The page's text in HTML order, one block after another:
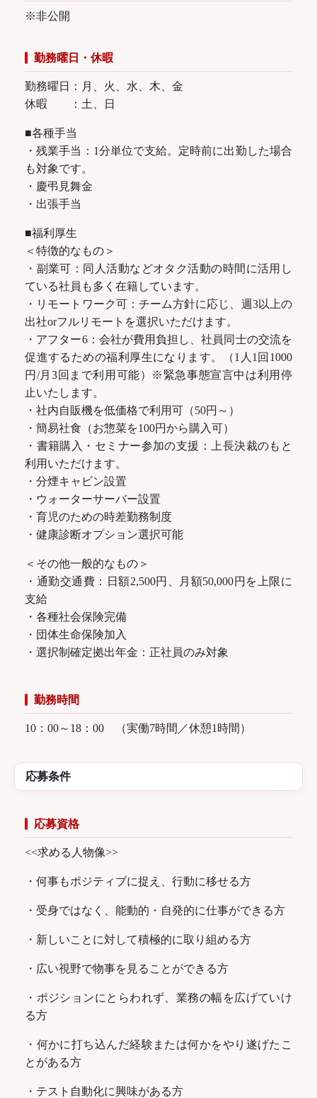
※非公開
勤務曜日・休暇
勤務曜日：月、火、水、木、金
休暇 ：土、日
■各種手当
・残業手当：1分単位で支給。定時前に出勤した場合
も対象です。
・慶弔見舞金
・出張手当
■福利厚生
＜特徴的なもの＞
・副業可：同人活動などオタク活動の時間に活用し
ている社員も多く在籍しています。
・リモートワーク可：チーム方針に応じ、週3以上の
出社orフルリモートを選択いただけます。
・アフター6：会社が費用負担し、社員同士の交流を
促進するための福利厚生になります。（1人1回1000
円/月3回まで利用可能）※緊急事態宣言中は利用停
止いたします。
・社内自販機を低価格で利用可（50円～）
・簡易社食（お惣菜を100円から購入可）
・書籍購入・セミナー参加の支援：上長決裁のもと
利用いただけます。
・分煙キャビン設置
・ウォーターサーバー設置
・育児のための時差勤務制度
・健康診断オプション選択可能
＜その他一般的なもの＞
・通勤交通費：日額2,500円、月額50,000円を上限に
支給
・各種社会保険完備
・団体生命保険加入
・選択制確定拠出年金：正社員のみ対象
勤務時間
10：00～18：00 （実働7時間／休憩1時間）
応募条件
応募資格
<<求める人物像>>
・何事もポジティブに捉え、行動に移せる方
・受身ではなく、能動的・自発的に仕事ができる方
・新しいことに対して積極的に取り組める方
・広い視野で物事を見ることができる方
・ポジションにとらわれず、業務の幅を広げていけ
る方
・何かに打ち込んだ経験または何かをやり遂げたこ
とがある方
・テスト自動化に興味がある方